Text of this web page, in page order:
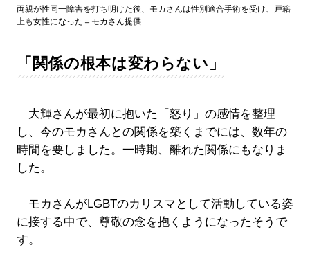
両親が性同一障害を打ち明けた後、モカさんは性別適合手術を受け、戸籍
上も女性になった＝モカさん提供
「関係の根本は変わらない」
大輝さんが最初に抱いた「怒り」の感情を整理
し、今のモカさんとの関係を築くまでには、数年の
時間を要しました。一時期、離れた関係にもなりま
した。
モカさんがLGBTのカリスマとして活動している姿
に接する中で、尊敬の念を抱くようになったそうで
す。